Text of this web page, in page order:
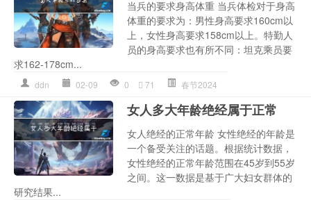
当兵的要求身高体重 当兵体检对于身高
体重的要求为：男性身高要求160cm以
上，女性身高要求158cm以上。特勤人
员的身高要求也有所不同：坦克乘员要
求162-178cm...
ddn 02-09 0 71 春节2024
女人多大年龄绝经属于正常
女人绝经的正常年龄 女性绝经的年龄是
一个备受关注的话题。根据统计数据，
女性绝经的正常年龄范围在45岁到55岁
之间。这一数据是基于广大妇女群体的
研究结果...